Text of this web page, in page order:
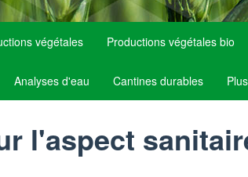
végétales Productions végétales bio
Analyses d'eau Cantines durables Plus
l'aspect